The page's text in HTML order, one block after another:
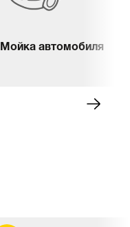
Мойка автомобиля